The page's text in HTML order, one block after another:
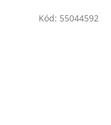
Kód: 55044592